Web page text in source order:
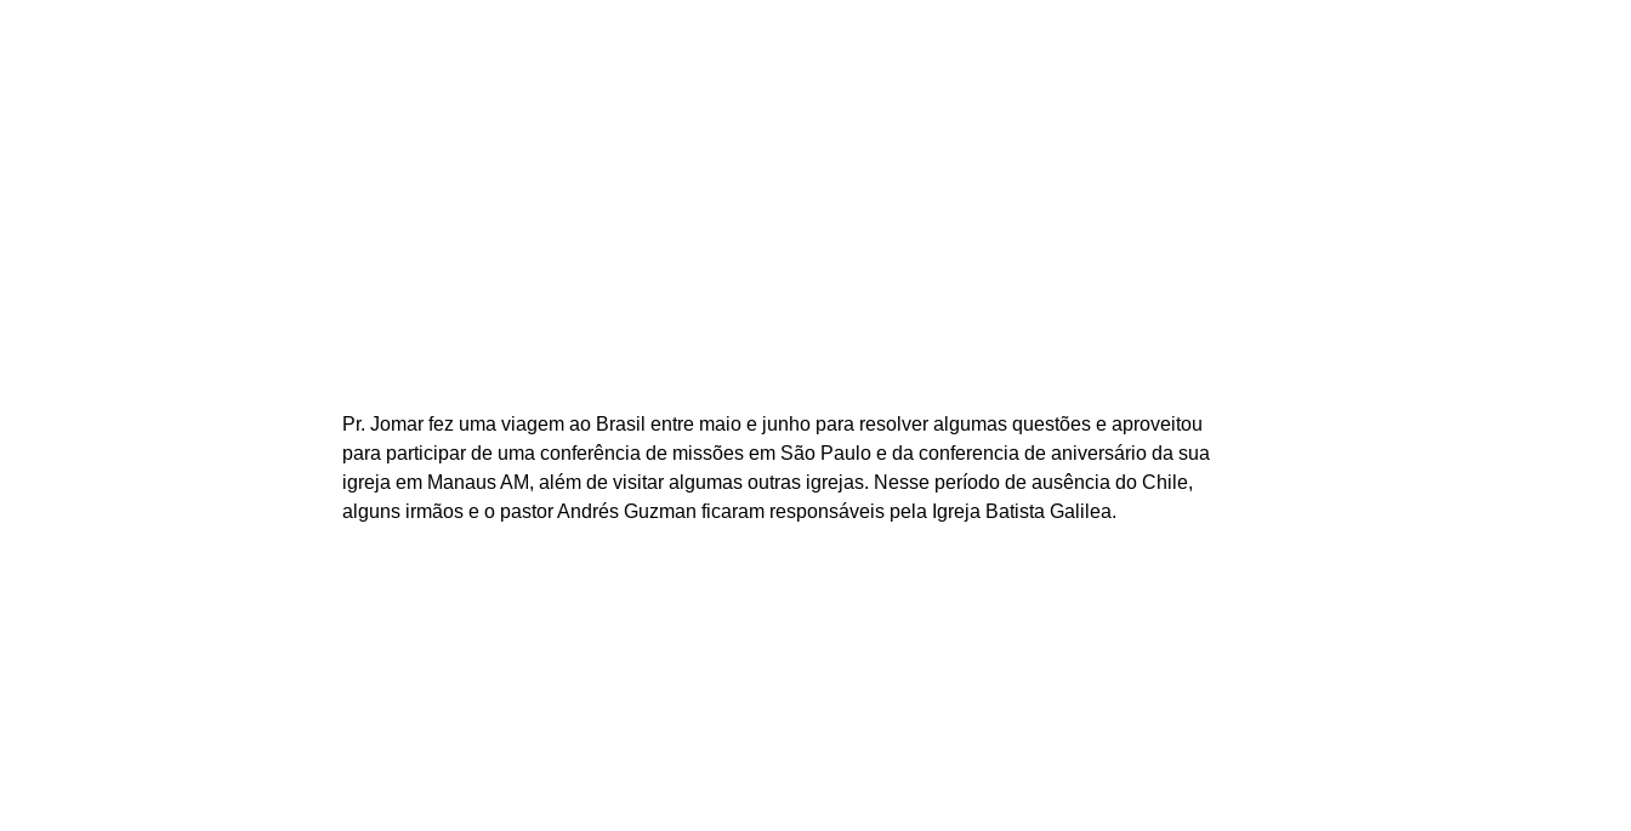
Pr. Jomar fez uma viagem ao Brasil entre maio e junho para resolver algumas questões e aproveitou
para participar de uma conferência de missões em São Paulo e da conferencia de aniversário da sua
igreja em Manaus AM, além de visitar algumas outras igrejas. Nesse período de ausência do Chile,
alguns irmãos e o pastor Andrés Guzman ficaram responsáveis pela Igreja Batista Galilea.